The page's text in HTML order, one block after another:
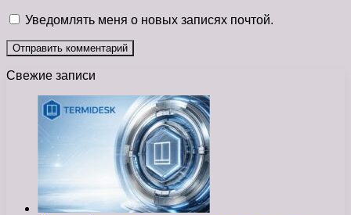
Уведомлять меня о новых записях почтой.
Свежие записи